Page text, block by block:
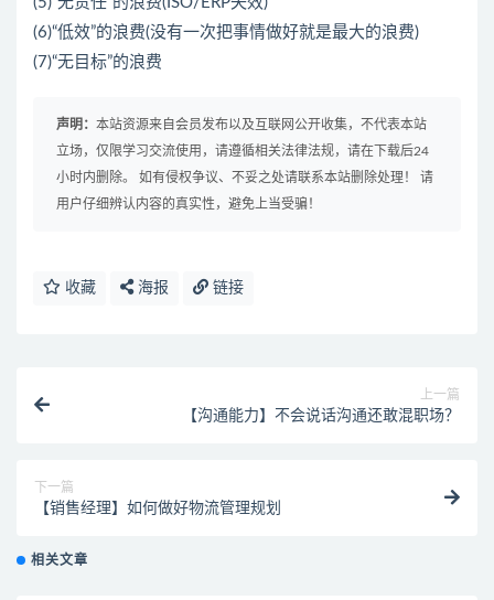
(6)“低效”的浪费(没有一次把事情做好就是最大的浪费)
(7)“无目标”的浪费
声明： 本站资源来自会员发布以及互联网公开收集，不代表本站
立场，仅限学习交流使用，请遵循相关法律法规，请在下载后24
小时内删除。 如有侵权争议、不妥之处请联系本站删除处理！ 请
用户仔细辨认内容的真实性，避免上当受骗！
收藏 海报 链接
上一篇
【沟通能力】不会说话沟通还敢混职场？
下一篇
【销售经理】如何做好物流管理规划
相关文章